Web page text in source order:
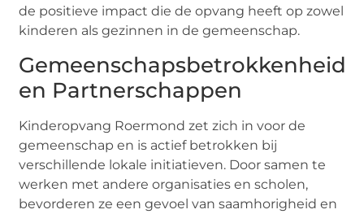
de positieve impact die de opvang heeft op zowel
kinderen als gezinnen in de gemeenschap.
Gemeenschapsbetrokkenheid
en Partnerschappen
Kinderopvang Roermond zet zich in voor de
gemeenschap en is actief betrokken bij
verschillende lokale initiatieven. Door samen te
werken met andere organisaties en scholen,
bevorderen ze een gevoel van saamhorigheid en